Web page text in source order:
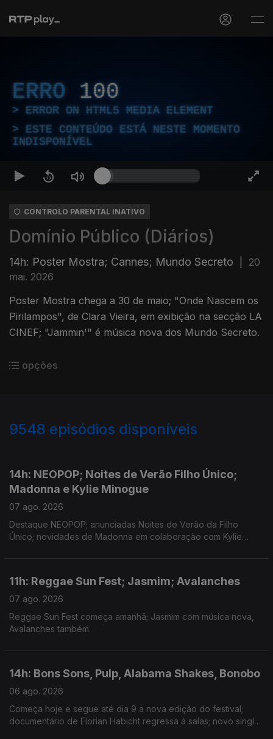
ERRO 100
ERROR ON HTML5 MEDIA ELEMENT
ESTE CONTEÚDO ESTÁ NESTE MOMENTO
INDISPONÍVEL
CONTROLO PARENTAL INATIVO
Domínio Público (Diários)
14h: Poster Mostra; Cannes; Mundo Secreto
20
mai. 2026
Poster Mostra chega a 30 de maio; "Onde Nascem os
Pirilampos", de Clara Vieira, em exibição na secção LA
CINEF; "Jammin'" é música nova dos Mundo Secreto.
opções
9548 episódios disponíveis
14h: NEOPOP; Noites de Verão Filho Único;
Madonna e Kylie Minogue
07 ago. 2026
Destaque NEOPOP; anunciadas Noites de Verão da Filho
Único; novidades de Madonna em colaboração com Kylie
11h: Reggae Sun Fest; Jasmim; Avalanches
07 ago. 2026
Reggae Sun Fest começa amanhã; Jasmim com música nova,
Avalanches também.
14h: Bons Sons, Pulp, Alabama Shakes, Bonobo
06 ago. 2026
Começa hoje e segue até dia 9 a nova edição do festival;
documentário de Florian Habicht regressa à salas; novo single: